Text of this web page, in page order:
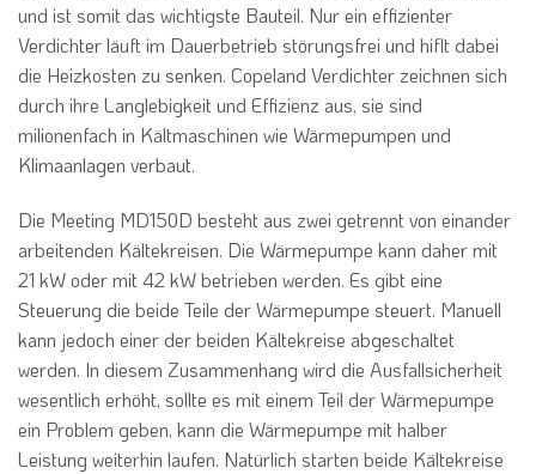
und ist somit das wichtigste Bauteil. Nur ein effizienter
Verdichter läuft im Dauerbetrieb störungsfrei und hiflt dabei
die Heizkosten zu senken. Copeland Verdichter zeichnen sich
durch ihre Langlebigkeit und Effizienz aus, sie sind
milionenfach in Kältmaschinen wie Wärmepumpen und
Klimaanlagen verbaut.
Die Meeting MD150D besteht aus zwei getrennt von einander
arbeitenden Kältekreisen. Die Wärmepumpe kann daher mit
21 kW oder mit 42 kW betrieben werden. Es gibt eine
Steuerung die beide Teile der Wärmepumpe steuert. Manuell
kann jedoch einer der beiden Kältekreise abgeschaltet
werden. In diesem Zusammenhang wird die Ausfallsicherheit
wesentlich erhöht, sollte es mit einem Teil der Wärmepumpe
ein Problem geben, kann die Wärmepumpe mit halber
Leistung weiterhin laufen. Natürlich starten beide Kältekreise